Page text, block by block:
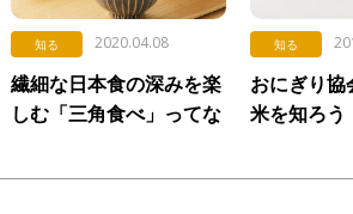
知る 2020.04.08
繊細な日本食の深みを楽
しむ「三角食べ」ってな
知る
おにぎり協
米を知ろ
類」